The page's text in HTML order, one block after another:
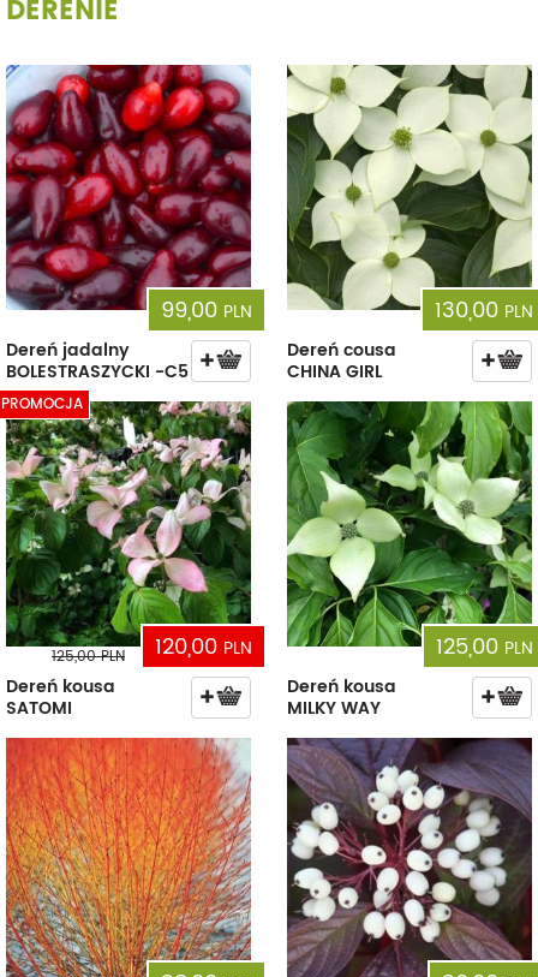
DERENIE
99,00 PLN
Dereń jadalny
BOLESTRASZYCKI -C5
130,00 PLN
Dereń cousa
CHINA GIRL
PROMOCJA
120,00 PLN
125,00PLN
Dereń kousa
SATOMI
125,00 PLN
Dereń kousa
MILKY WAY